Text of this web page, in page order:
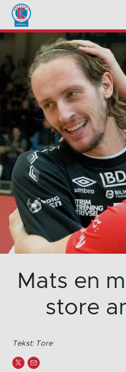
Mats en
store
Tekst: Tore